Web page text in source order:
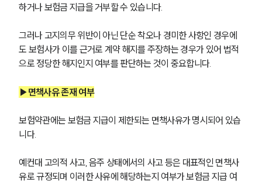
하거나 보험금 지급을 거부할 수 있습니다.
그러나 고지의무 위반이 아닌 단순 착오나 경미한 사항인 경우에
도 보험사가 이를 근거로 계약 해지를 주장하는 경우가 있어 법적
으로 정당한 해지인지 여부를 판단하는 것이 중요합니다.
▶면책사유 존재 여부
보험약관에는 보험금 지급이 제한되는 면책사유가 명시되어 있습
니다.
예컨대 고의적 사고, 음주 상태에서의 사고 등은 대표적인 면책사
유로 규정되며 이러한 사유에 해당하는지 여부가 보험금 지급 여